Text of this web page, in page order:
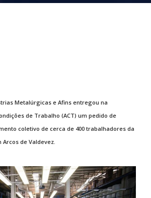
Metalúrgicas e Afins entregou na
de Trabalho (ACT) um pedido de
coletivo de cerca de 400 trabalhadores da
de Valdevez.